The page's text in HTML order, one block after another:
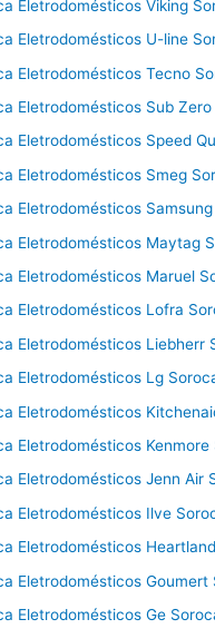
Eletrodomésticos Viking
Eletrodomésticos U-line
Eletrodomésticos Tecno
Eletrodomésticos Sub
Eletrodomésticos Speed
Eletrodomésticos Smeg
Eletrodomésticos
Eletrodomésticos Maytag
Eletrodomésticos Maruel
Eletrodomésticos Lofra
Eletrodomésticos Liebherr
Eletrodomésticos Lg
Eletrodomésticos
Eletrodomésticos Kenmore
Eletrodomésticos Jenn Air
Eletrodomésticos Ilve
Eletrodomésticos
Eletrodomésticos Goumert
Eletrodomésticos Ge